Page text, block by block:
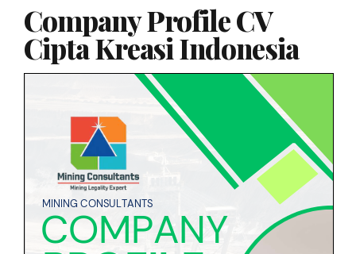
Company Profile CV
Cipta Kreasi Indonesia